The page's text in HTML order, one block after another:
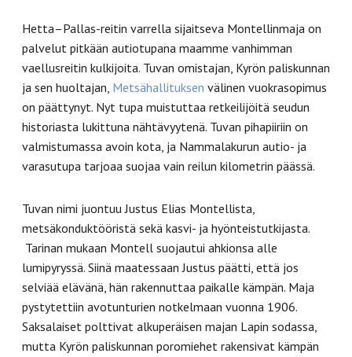
Hetta–Pallas-reitin varrella sijaitseva Montellinmaja on
palvelut pitkään autiotupana maamme vanhimman
vaellusreitin kulkijoita. Tuvan omistajan, Kyrön paliskunnan
ja sen huoltajan, Metsähallituksen välinen vuokrasopimus
on päättynyt. Nyt tupa muistuttaa retkeilijöitä seudun
historiasta lukittuna nähtävyytenä. Tuvan pihapiiriin on
valmistumassa avoin kota, ja Nammalakurun autio- ja
varasutupa tarjoaa suojaa vain reilun kilometrin päässä.
Tuvan nimi juontuu Justus Elias Montellista,
metsäkonduktööristä sekä kasvi- ja hyönteistutkijasta.
Tarinan mukaan Montell suojautui ahkionsa alle
lumipyryssä. Siinä maatessaan Justus päätti, että jos
selviää elävänä, hän rakennuttaa paikalle kämpän. Maja
pystytettiin avotunturien notkelmaan vuonna 1906.
Saksalaiset polttivat alkuperäisen majan Lapin sodassa,
mutta Kyrön paliskunnan poromiehet rakensivat kämpän